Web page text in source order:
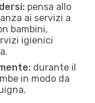
pensa allo
ai servizi a
bambini,
igienici
durante il
in modo da